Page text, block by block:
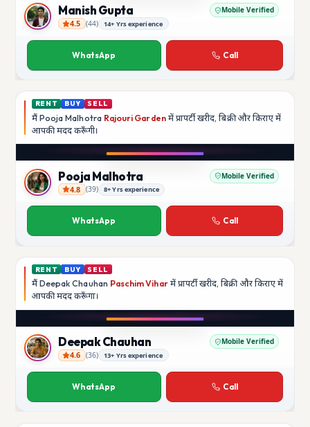
Manish Gupta
Manish Gupta Mobile Verified
4.5 (44) 14+ Yrs experience
WhatsApp Call
RENT BUY SELL
मैं Pooja Malhotra Rajouri Gardenमें प्रापर्टी खरीद, बिक्री और किराए में
आपकी मददकरूँगी।
Pooja Malhotra
Pooja Malhotra Mobile Verified
4.8 (39) 8+ Yrs experience
WhatsApp Call
RENT BUY SELL
मैं Deepak Chauhan Paschim Viharमें प्रापर्टी खरीद, बिक्री और किराए में
आपकी मददकरूँगा।
Deepak Chauhan
Deepak Chauhan Mobile Verified
4.6 (36) 13+ Yrs experience
WhatsApp Call